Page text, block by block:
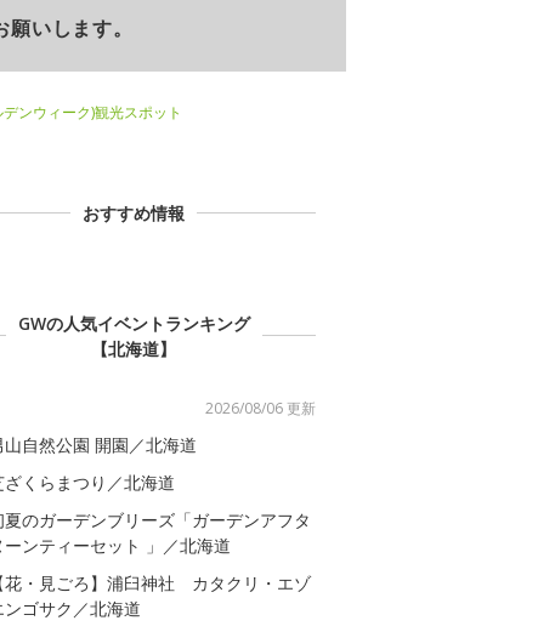
いします。
ンウィーク)観光スポット
おすすめ情報
GWの人気イベントランキング
【北海道】
2026/08/06 更新
山自然公園 開園／北海道
ざくらまつり／北海道
夏のガーデンブリーズ「ガーデンアフタ
ーンティーセット 」／北海道
花・見ごろ】浦臼神社 カタクリ・エゾ
ンゴサク／北海道